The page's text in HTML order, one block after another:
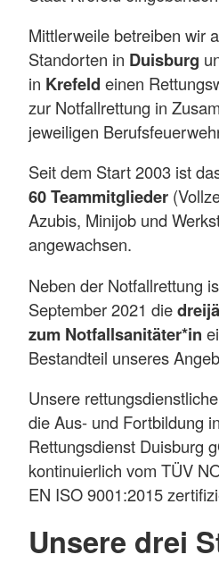
Mittlerweile betreiben wir
Standorten in Duisburg
in Krefeld einen
zur Notfallrettung in
jeweiligen
Seit dem Start 2003 ist
60 Teammitglieder
Azubis, Minijob und
angewachsen.
Neben der Notfallrettung
September 2021 die
zum Notfallsanitäter*in
Bestandteil unseres
Unsere
die Aus- und Fortbildung
Rettungsdienst Duisburg
kontinuierlich vom TÜV
EN ISO 9001:2015
Unsere drei